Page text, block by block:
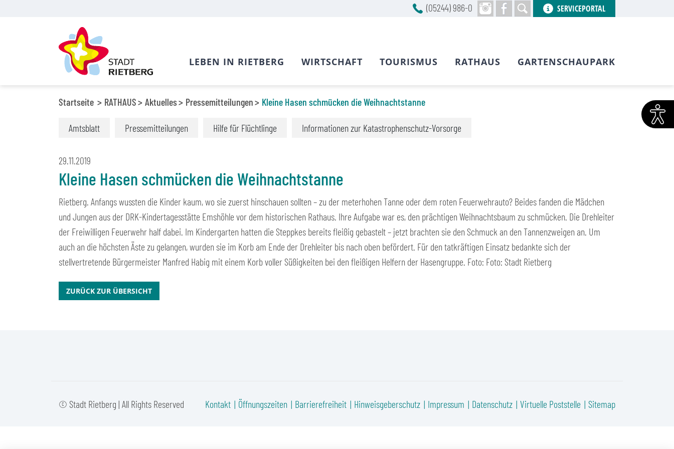
Startseite RATHAUS Aktuelles Pressemitteilungen Kleine Hasen schmücken die Weihnachtstanne
Amtsblatt Pressemitteilungen Hilfe für Flüchtlinge Informationen zur Katastrophenschutz-Vorsorge
29.11.2019
Kleine Hasen schmücken die Weihnachtstanne
Rietberg. Anfangs wussten die Kinder kaum, wo sie zuerst hinschauen sollten – zu der meterhohen Tanne oder dem roten Feuerwehrauto? Beides fanden die Mädchen
und Jungen aus der DRK-Kindertagesstätte Emshöhle vor dem historischen Rathaus. Ihre Aufgabe war es, den prächtigen Weihnachtsbaum zu schmücken. Die Drehleiter
der Freiwilligen Feuerwehr half dabei. Im Kindergarten hatten die Steppkes bereits fleißig gebastelt – jetzt brachten sie den Schmuck an den Tannenzweigen an. Um
auch an die höchsten Äste zu gelangen, wurden sie im Korb am Ende der Drehleiter bis nach oben befördert. Für den tatkräftigen Einsatz bedankte sich der
stellvertretende Bürgermeister Manfred Habig mit einem Korb voller Süßigkeiten bei den fleißigen Helfern der Hasengruppe. Foto: Foto: Stadt Rietberg
ZURÜCK ZUR ÜBERSICHT
© Stadt Rietberg | All Rights Reserved Kontakt Öffnungszeiten Barrierefreiheit Hinweisgeberschutz Impressum Datenschutz Virtuelle Poststelle Sitemap
(05244) 986-0 SERVICEPORTAL
LEBEN IN RIETBERG WIRTSCHAFT TOURISMUS RATHAUS GARTENSCHAUPARK